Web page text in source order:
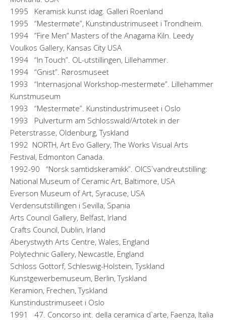
1995 Keramisk kunst idag. Galleri Roenland
1995 “Mestermøte”, Kunstindustrimuseet i Trondheim.
1994 ”Fire Men” Masters of the Anagama Kiln. Leedy
Voulkos Gallery, Kansas City USA
1994 “In Touch”. OL-utstillingen, Lillehammer.
1994 “Gnist”. Rørosmuseet
1993 “Internasjonal Workshop-mestermøte”. Lillehammer
Kunstmuseum
1993 “Mestermøte”. Kunstindustrimuseet i Oslo
1993 Pulverturm am Schlosswald/Artotek in der
Peterstrasse, Oldenburg, Tyskland
1992 NORTH, Art Evo Gallery, The Works Visual Arts
Festival, Edmonton Canada.
1992-90 “Norsk samtidskeramikk”. OICS`vandreutstilling:
National Museum of Ceramic Art, Baltimore, USA
Everson Museum of Art, Syracuse, USA
Verdensutstillingen i Sevilla, Spania
Arts Council Gallery, Belfast, Irland
Crafts Council, Dublin, Irland
Aberystwyth Arts Centre, Wales, England
Polytechnic Gallery, Newcastle, England
Schloss Gottorf, Schleswig-Holstein, Tyskland
Kunstgewerbemuseum, Berlin, Tyskland
Keramion, Frechen, Tyskland
Kunstindustrimuseet i Oslo
1991 47. Concorso int. della ceramica d`arte, Faenza, Italia